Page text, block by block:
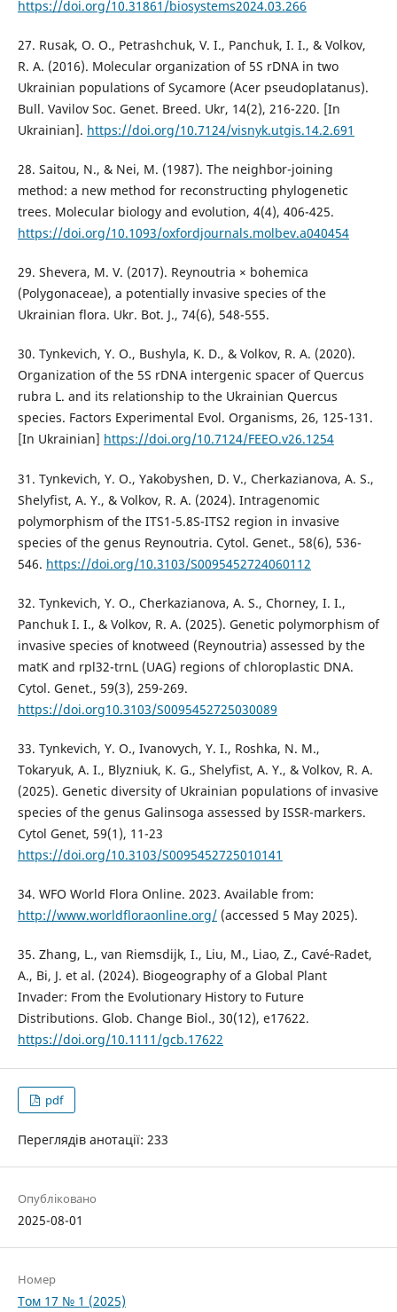
https://doi.org/10.31861/biosystems2024.03.266
27. Rusak, O. O., Petrashchuk, V. I., Panchuk, I. I., & Volkov,
R. A. (2016). Molecular organization of 5S rDNA in two
Ukrainian populations of Sycamore (Acer pseudoplatanus).
Bull. Vavilov Soc. Genet. Breed. Ukr, 14(2), 216-220. [In
Ukrainian]. https://doi.org/10.7124/visnyk.utgis.14.2.691
28. Saitou, N., & Nei, M. (1987). The neighbor-joining
method: a new method for reconstructing phylogenetic
trees. Molecular biology and evolution, 4(4), 406-425.
https://doi.org/10.1093/oxfordjournals.molbev.a040454
29. Shevera, M. V. (2017). Reynoutria × bohemica
(Polygonaceae), a potentially invasive species of the
Ukrainian flora. Ukr. Bot. J., 74(6), 548-555.
30. Tynkevich, Y. O., Bushyla, K. D., & Volkov, R. A. (2020).
Organization of the 5S rDNA intergenic spacer of Quercus
rubra L. and its relationship to the Ukrainian Quercus
species. Factors Experimental Evol. Organisms, 26, 125-131.
[In Ukrainian] https://doi.org/10.7124/FEEO.v26.1254
31. Tynkevich, Y. O., Yakobyshen, D. V., Cherkazianova, A. S.,
Shelyfist, A. Y., & Volkov, R. A. (2024). Intragenomic
polymorphism of the ITS1-5.8S-ITS2 region in invasive
species of the genus Reynoutria. Cytol. Genet., 58(6), 536-
546. https://doi.org/10.3103/S0095452724060112
32. Tynkevich, Y. O., Cherkazianova, A. S., Chorney, I. I.,
Panchuk I. I., & Volkov, R. A. (2025). Genetic polymorphism of
invasive species of knotweed (Reynoutria) assessed by the
matK and rpl32-trnL (UAG) regions of chloroplastic DNA.
Cytol. Genet., 59(3), 259-269.
https://doi.org10.3103/S0095452725030089
33. Tynkevich, Y. O., Ivanovych, Y. I., Roshka, N. M.,
Tokaryuk, A. I., Blyzniuk, K. G., Shelyfist, A. Y., & Volkov, R. A.
(2025). Genetic diversity of Ukrainian populations of invasive
species of the genus Galinsoga assessed by ISSR-markers.
Cytol Genet, 59(1), 11-23
https://doi.org/10.3103/S0095452725010141
34. WFO World Flora Online. 2023. Available from:
http://www.worldfloraonline.org/(accessed 5 May 2025).
35. Zhang, L., van Riemsdijk, I., Liu, M., Liao, Z., Cavé‐Radet,
A., Bi, J. et al. (2024). Biogeography of a Global Plant
Invader: From the Evolutionary History to Future
Distributions. Glob. Change Biol., 30(12), e17622.
https://doi.org/10.1111/gcb.17622
pdf
Переглядів анотації: 233
Опубліковано
2025-08-01
Номер
Том 17 № 1 (2025)